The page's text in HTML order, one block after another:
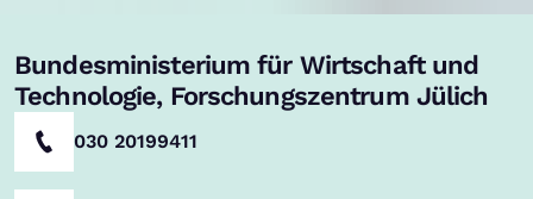
Bundesministerium für Wirtschaft und
Technologie, Forschungszentrum Jülich
030 20199411